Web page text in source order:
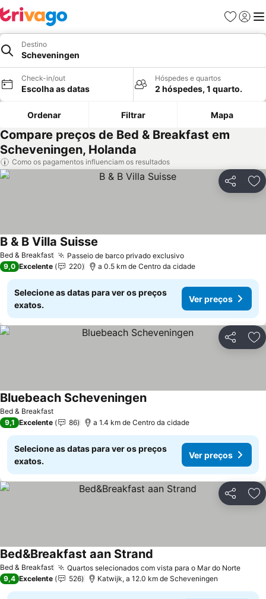
Favoritos
Iniciar
Destino
Scheveningen
Check-in/out
Escolha as datas
Hóspedes e quartos
2 hóspedes, 1 quarto.
Ordenar Filtrar Mapa
Compare preços de Bed & Breakfast em
Scheveningen, Holanda
Como os pagamentos influenciam os resultados
Partilhar
Bed & Breakfast Passeio de barco privado exclusivoVer preços
B & B Villa Suisse
9,0 Excelente 220 a 0.5 km de Centro da cidade
Selecione as datas para ver os preços
exatos.
Ver preços
Partilhar
Bed & Breakfast
Bluebeach ScheveningenVer preços
9,1 Excelente 86 a 1.4 km de Centro da cidade
Selecione as datas para ver os preços
exatos.
Ver preços
Partilhar
Bed & Breakfast Quartos selecionados com vista para o Mar do NorteVer
Bed&Breakfast aan Strand
9,4 Excelente 526 Katwijk, a 12.0 km de Scheveningen